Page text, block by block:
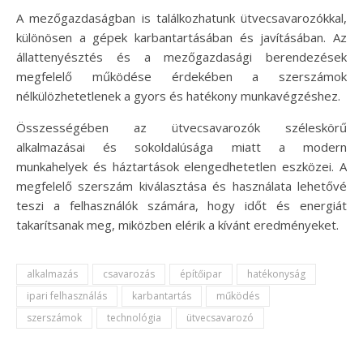
A mezőgazdaságban is találkozhatunk ütvecsavarozókkal,
különösen a gépek karbantartásában és javításában. Az
állattenyésztés és a mezőgazdasági berendezések
megfelelő működése érdekében a szerszámok
nélkülözhetetlenek a gyors és hatékony munkavégzéshez.
Összességében az ütvecsavarozók széleskörű
alkalmazásai és sokoldalúsága miatt a modern
munkahelyek és háztartások elengedhetetlen eszközei. A
megfelelő szerszám kiválasztása és használata lehetővé
teszi a felhasználók számára, hogy időt és energiát
takarítsanak meg, miközben elérik a kívánt eredményeket.
alkalmazás csavarozás építőipar
hatékonyság
ipari felhasználás
karbantartás
működés
szerszámok
technológia ütvecsavarozó